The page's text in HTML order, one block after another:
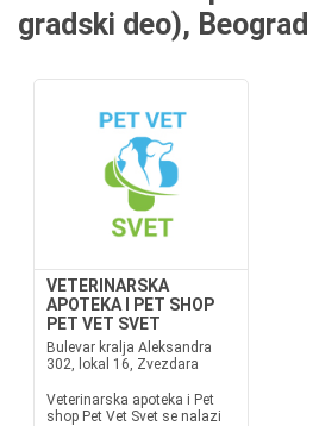
gradski deo), Beograd
VETERINARSKA
APOTEKA I PET SHOP
PET VET SVET
Bulevar kralja Aleksandra
302, lokal 16, Zvezdara
Veterinarska apoteka i Pet
shop Pet Vet Svet se nalazi